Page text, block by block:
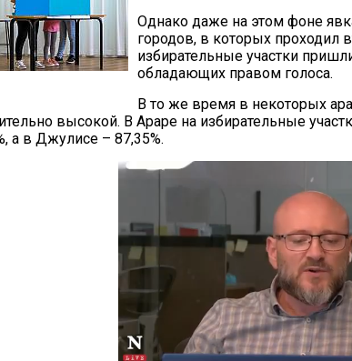
Однако даже на этом фоне
городов, в которых проходил
избирательные участки
обладающих правом голоса.
В то же время в некоторых
высокой. В Араре на избирательные
а в Джулисе – 87,35%.